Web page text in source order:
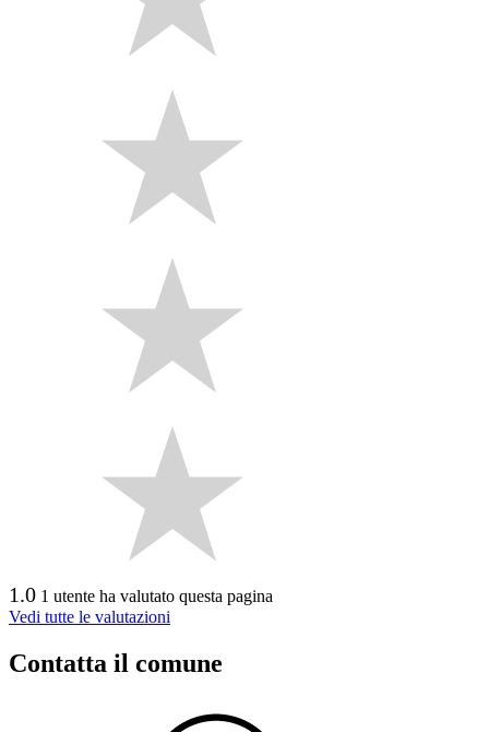
1.0 1 utente ha valutato questa pagina
Vedi tutte le valutazioni
Contatta il comune